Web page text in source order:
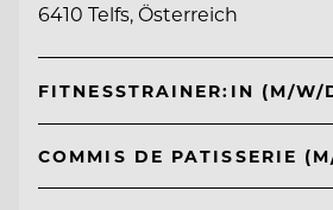
6410 Telfs, Österreich
FITNESSTRAINER:IN (M/W/
COMMIS DE PATISSERIE